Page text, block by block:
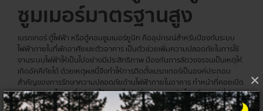
×
ซูมเมอร์มาตรฐานสูง
เบรกเกอร์ ตู้ไฟฟ้า หรือตู้คอนซูมเมอร์ยูนิท คืออุปกรณ์สำหรับป้องกันระบบ
ไฟฟ้าภายในที่พักอาศัยและตัวอาคาร เป็นตัวช่วยเพิ่มความปลอดภัยในการใช้
งานระบบไฟฟ้าให้เป็นไปอย่างมีประสิทธิภาพ ป้องกันการลัดวงจรจนเป็นเหตุให้
เกิดอัคคีภัยได้ ด้วยเหตุผลนี้จึงทำให้การติดตั้งเบรกเกอร์เป็นองค์ประกอบ
สำคัญของการรักษาความปลอดภัยด้านไฟฟ้าภายในอาคาร ทำหน้าที่คอยเปิด
และปิดกระแสไฟฟ้าเมื่อมีการใช้กระแสไฟฟ้าที่สูงมากจนเกินไป หรือกรณีที่เกิด
ไฟฟ้าลัดวงจร จึงต้องทำการเลือกอุปกรณ์ให้เหมาะสมสำหรับการใช้งานจริง